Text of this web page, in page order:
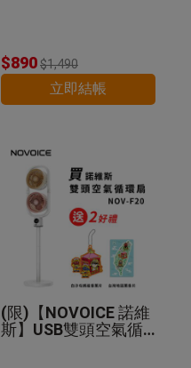
$890$1,490
立即結帳
(限)【NOVOICE 諾維
斯】USB雙頭空氣循